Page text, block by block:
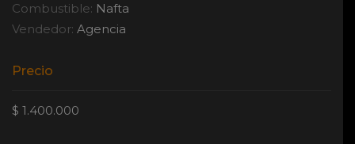
Combustible: Nafta
Vendedor: Agencia
Precio
$ 1.400.000